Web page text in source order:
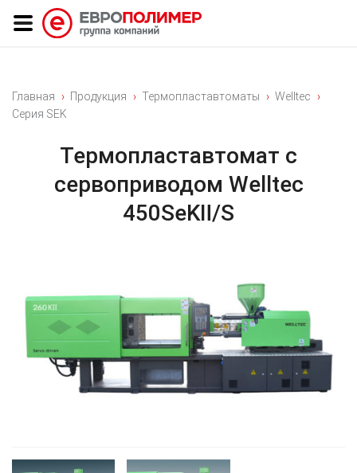
Главная Продукция Термопластавтоматы
Welltec
Серия SEK
Термопластавтомат с
сервоприводом Welltec
450SeKⅡ/S